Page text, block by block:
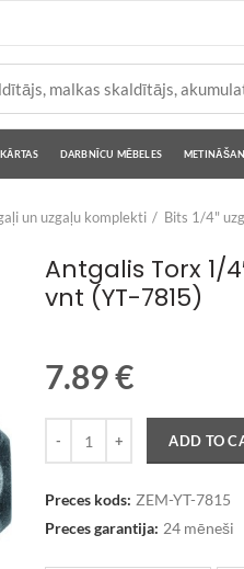
DARBNĪCU MĒBELES
un uzgaļu komplekti Bits 1/4"
Antgalis Torx 1/
vnt (YT-7815)
7.89€
ADD TO
Preces kods: ZEM-YT-7815
Preces garantija: 24 mēneši